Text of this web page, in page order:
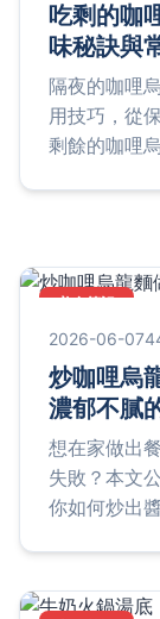
吃剩的咖
味秘訣與
隔夜的咖哩
用技巧，從
剩餘的咖哩
美食筆記
2026-06-07
炒咖哩烏
濃郁不膩
想在家做出
失敗？本文
你如何炒出